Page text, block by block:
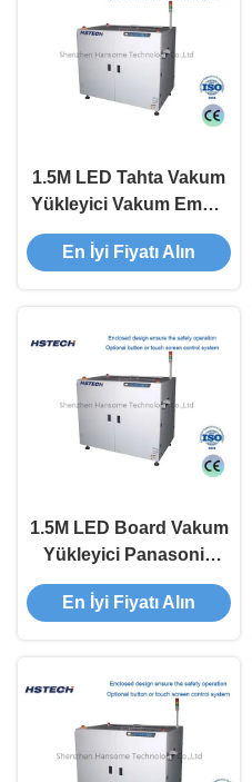
1.5M LED Tahta Vakum
Yükleyici Vakum Emme
Düzenle 10 İkinci
Yükleme Zamanı
En İyi Fiyatı Alın
1.5M LED Board Vakum
Yükleyici Panasonic
PLC Dokunmatik Ekran
ve Düğme Güvenlik
En İyi Fiyatı Alın